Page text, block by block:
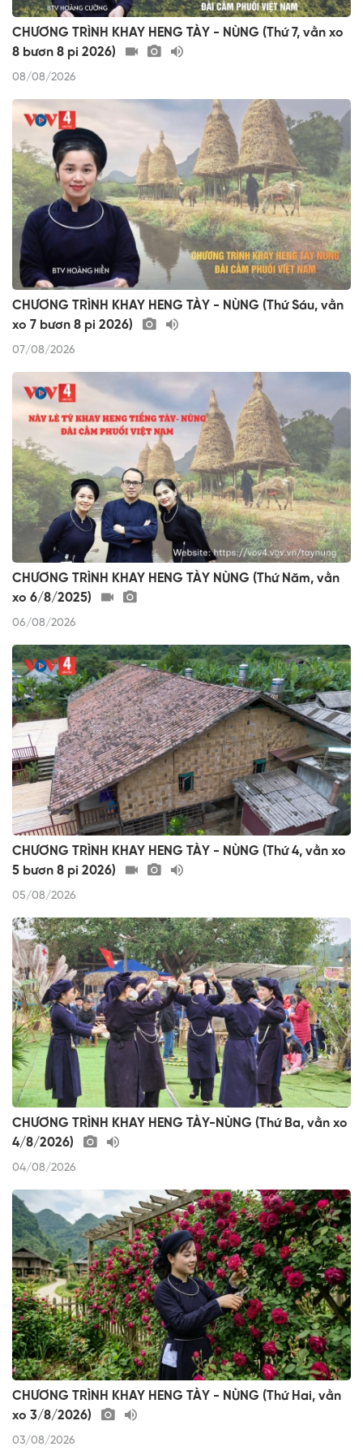
CHƯƠNG TRÌNH KHAY HENG TÀY - NÙNG (Thứ 7, vằn xo
8 bươn 8 pi 2026)
08/08/2026
CHƯƠNG TRÌNH KHAY HENG TÀY - NÙNG (Thứ Sáu, vằn
xo 7 bươn 8 pi 2026)
07/08/2026
CHƯƠNG TRÌNH KHAY HENG TÀY NÙNG (Thứ Năm, vằn
xo 6/8/2025)
06/08/2026
CHƯƠNG TRÌNH KHAY HENG TÀY - NÙNG (Thứ 4, vằn xo
5 bươn 8 pi 2026)
05/08/2026
CHƯƠNG TRÌNH KHAY HENG TÀY-NÙNG (Thứ Ba, vằn xo
4/8/2026)
04/08/2026
CHƯƠNG TRÌNH KHAY HENG TÀY - NÙNG (Thứ Hai, vằn
xo 3/8/2026)
03/08/2026